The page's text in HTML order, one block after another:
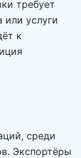
требует
или услуги
к
среди
Экспортёры